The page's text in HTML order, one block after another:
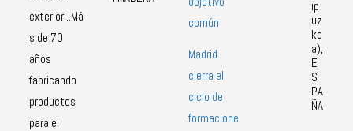
exterior...Má
s de 70
años
fabricando
productos
para el
común
Madrid
cierra el
ciclo de
formacione
ip
uz
ko
a),
E
S
PA
ÑA